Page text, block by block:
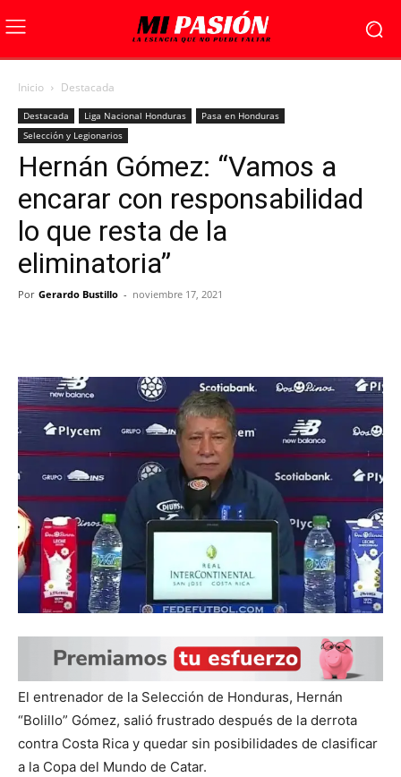
Inicio Destacada
Destacada Liga Nacional Honduras
Pasa en Honduras
Selección y Legionarios
Hernán Gómez: “Vamos a
encarar con responsabilidad
lo que resta de la
eliminatoria”
Por Gerardo Bustillo - noviembre 17, 2021
El entrenador de la Selección de Honduras, Hernán
“Bolillo” Gómez, salió frustrado después de la derrota
contra Costa Rica y quedar sin posibilidades de clasificar
a la Copa del Mundo de Catar.